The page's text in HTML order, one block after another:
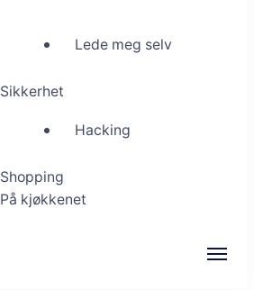
Lede meg selv
Sikkerhet
Hacking
Shopping
På kjøkkenet